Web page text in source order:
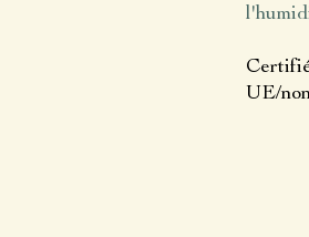
UE/